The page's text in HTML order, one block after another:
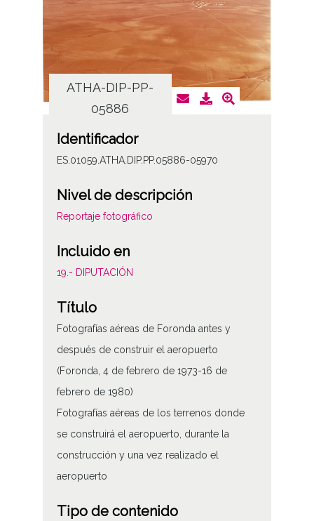
ATHA-DIP-PP-
05886
Identificador
ES.01059.ATHA.DIP.PP.05886-05970
Nivel de descripción
Reportaje fotográfico
Incluido en
19.- DIPUTACIÓN
Título
Fotografías aéreas de Foronda antes y
después de construir el aeropuerto
(Foronda, 4 de febrero de 1973-16 de
febrero de 1980)
Fotografías aéreas de los terrenos donde
se construirá el aeropuerto, durante la
construcción y una vez realizado el
aeropuerto
Tipo de contenido